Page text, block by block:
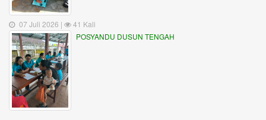
07 Juli 2026 |
41 Kali
POSYANDU DUSUN TENGAH